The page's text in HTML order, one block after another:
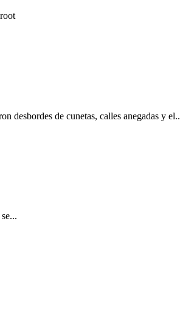
desbordes de cunetas, calles anegadas y